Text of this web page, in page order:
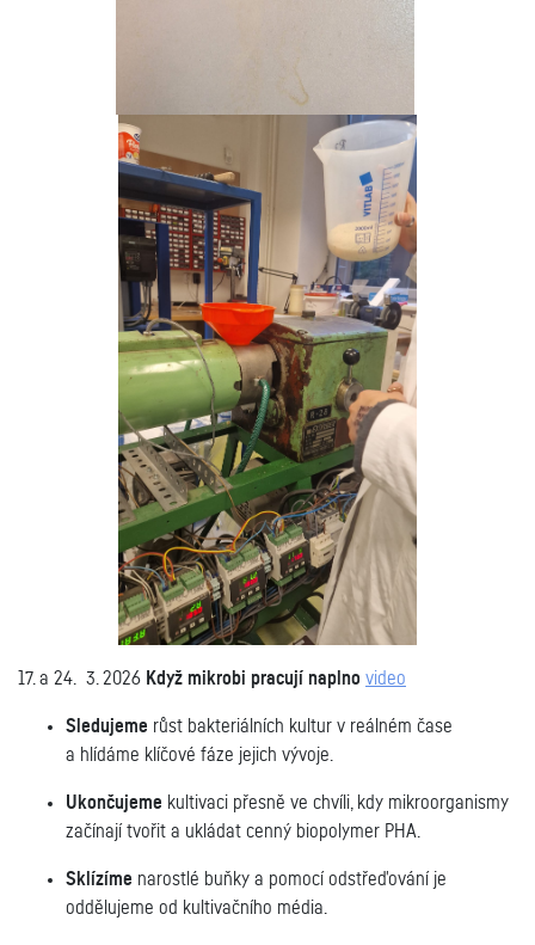
17. a 24. 3. 2026 Když mikrobi pracují naplno video
Sledujeme růst bakteriálních kultur v reálném čase
a hlídáme klíčové fáze jejich vývoje.
Ukončujeme kultivaci přesně ve chvíli, kdy mikroorganismy
začínají tvořit a ukládat cenný biopolymer PHA.
Sklízíme narostlé buňky a pomocí odstřeďování je
oddělujeme od kultivačního média.